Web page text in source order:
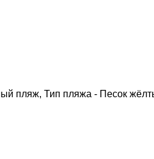
пляж, Тип пляжа - Песок